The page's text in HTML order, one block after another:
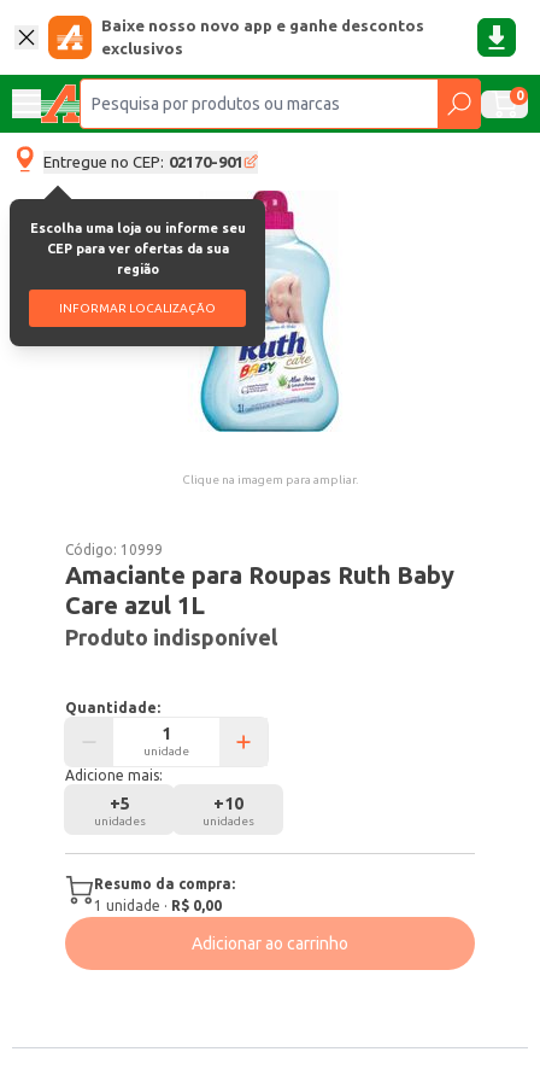
Baixe nosso novo app e ganhe descontos
exclusivos
0
Entregue no CEP: 02170-901
Escolha uma loja ou informe seu
CEP para ver ofertas da sua
região
INFORMAR LOCALIZAÇÃO
Clique na imagem para ampliar.
Código: 10999
Amaciante para Roupas Ruth Baby
Care azul 1L
Produto indisponível
Quantidade:
unidade
Adicione mais:
+5
unidades
+10
unidades
Resumo da compra:
1 unidade · R$ 0,00
Adicionar ao carrinho